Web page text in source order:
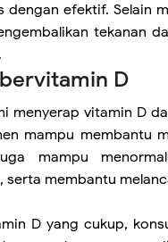
dengan efektif. Selain
tekanan
D
menyerap vitamin D
mampu membantu
mampu
membantu
D yang cukup,